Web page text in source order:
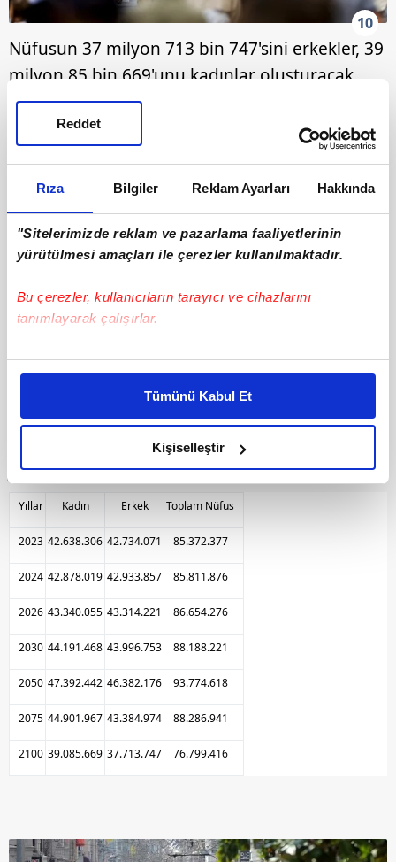
Rıza Bilgiler Reklam Ayarları Hakkında
"Sitelerimizde reklam ve pazarlama faaliyetlerinin
yürütülmesi amaçları ile çerezler kullanılmaktadır.
Bu çerezler, kullanıcıların tarayıcı ve cihazlarını
tanımlayarak çalışırlar.
Bu çerezlere izin vermeniz halinde sizlere özel
daha iyi reklam deneyimi yaşatabiliriz. Bunu yaparken
amacımızın size daha iyi bir reklam deneyimi sunmak
olduğunu ve sizlere en iyi içerikleri sunabilmek adına
elimizden gelen çabayı gösterdiğimizi ve bu noktada,
reklamların maliyetlerimizi karşılamak noktasında tek gelir
kalemimiz olduğunu sizlere hatırlatmak isteriz.
takdirde, kullanıcılara hedefli reklamlar
kullanılmaktadır. Bu çerezler vasıtasıyla çeşitli kişisel
toplumu hizmetlerinin sunulması amacıyla
Çerezlere ilişkin tercihlerinizi aşağıda yer alan panel
Tümünü Kabul Et
Kişiselleştir
Reddet
10
Nüfusun 37 milyon 713 bin 747'sini erkekler, 39
milyon 85 bin 669'unu kadınlar oluşturacak.
Böylece kadın nüfusu erkek nüfusundan 1
milyon 371 bin 922 fazla olacak.
11
TÜİK'in 2023-2100 nüfus projeksiyonuna göre
yıllar itibarıyla erkek ve kadın nüfusu şöyle:
Yıllar Kadın Erkek Toplam Nüfus
2023 42.638.306 42.734.071 85.372.377
2024 42.878.019 42.933.857 85.811.876
2026 43.340.055 43.314.221 86.654.276
2030 44.191.468 43.996.753 88.188.221
2050 47.392.442 46.382.176 93.774.618
2075 44.901.967 43.384.974 88.286.941
2100 39.085.669 37.713.747 76.799.416